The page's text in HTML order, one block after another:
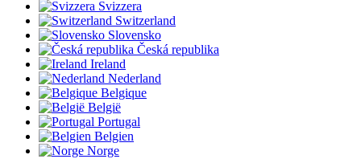
Svizzera
Switzerland
Slovensko
Česká republika
Ireland
Nederland
Belgique
België
Portugal
Belgien
Norge